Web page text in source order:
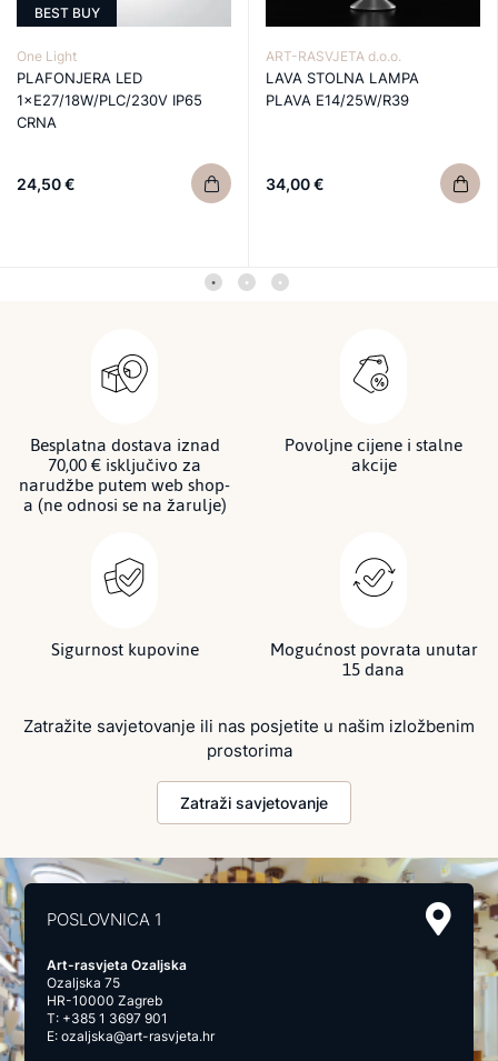
BEST BUY
One Light
PLAFONJERA LED
1×E27/18W/PLC/230V IP65
CRNA
24,50 €
ART-RASVJETA d.o.o.
LAVA STOLNA LAMPA
PLAVA E14/25W/R39
34,00 €
Besplatna dostava iznad
70,00 € isključivo za
narudžbe putem web shop-
a (ne odnosi se na žarulje)
Povoljne cijene i stalne
akcije
Sigurnost kupovine Mogućnost povrata unutar
15 dana
Zatražite savjetovanje ili nas posjetite u našim izložbenim
prostorima
Zatraži savjetovanje
POSLOVNICA 1
Art-rasvjeta Ozaljska
Ozaljska 75
HR-10000 Zagreb
T: +385 1 3697 901
E:ozaljska@art-rasvjeta.hr